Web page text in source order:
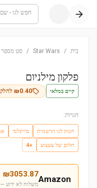
חפש לגו -
בית /
Star Wars
/ סט מספר
פלקון מילניום
קיים במלאי ₪0.40 לחלק
חנויות:
חנות לגו הרשמית בריקלנד
חלום של צעצוע
+4
Amazon
₪3053.87
משלוח לא ידוע —